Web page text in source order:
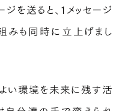
を送ると、１メッセージ
みも同時に立上げまし
よい環境を未来に残す活